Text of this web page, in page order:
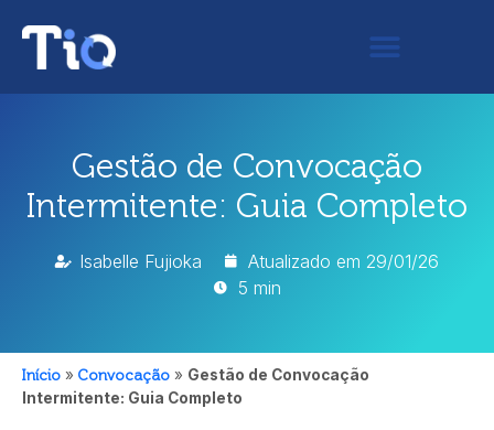
Gestão de Convocação
Intermitente: Guia Completo
Isabelle Fujioka Atualizado em 29/01/26
5 min
Início » Convocação » Gestão de Convocação
Intermitente: Guia Completo